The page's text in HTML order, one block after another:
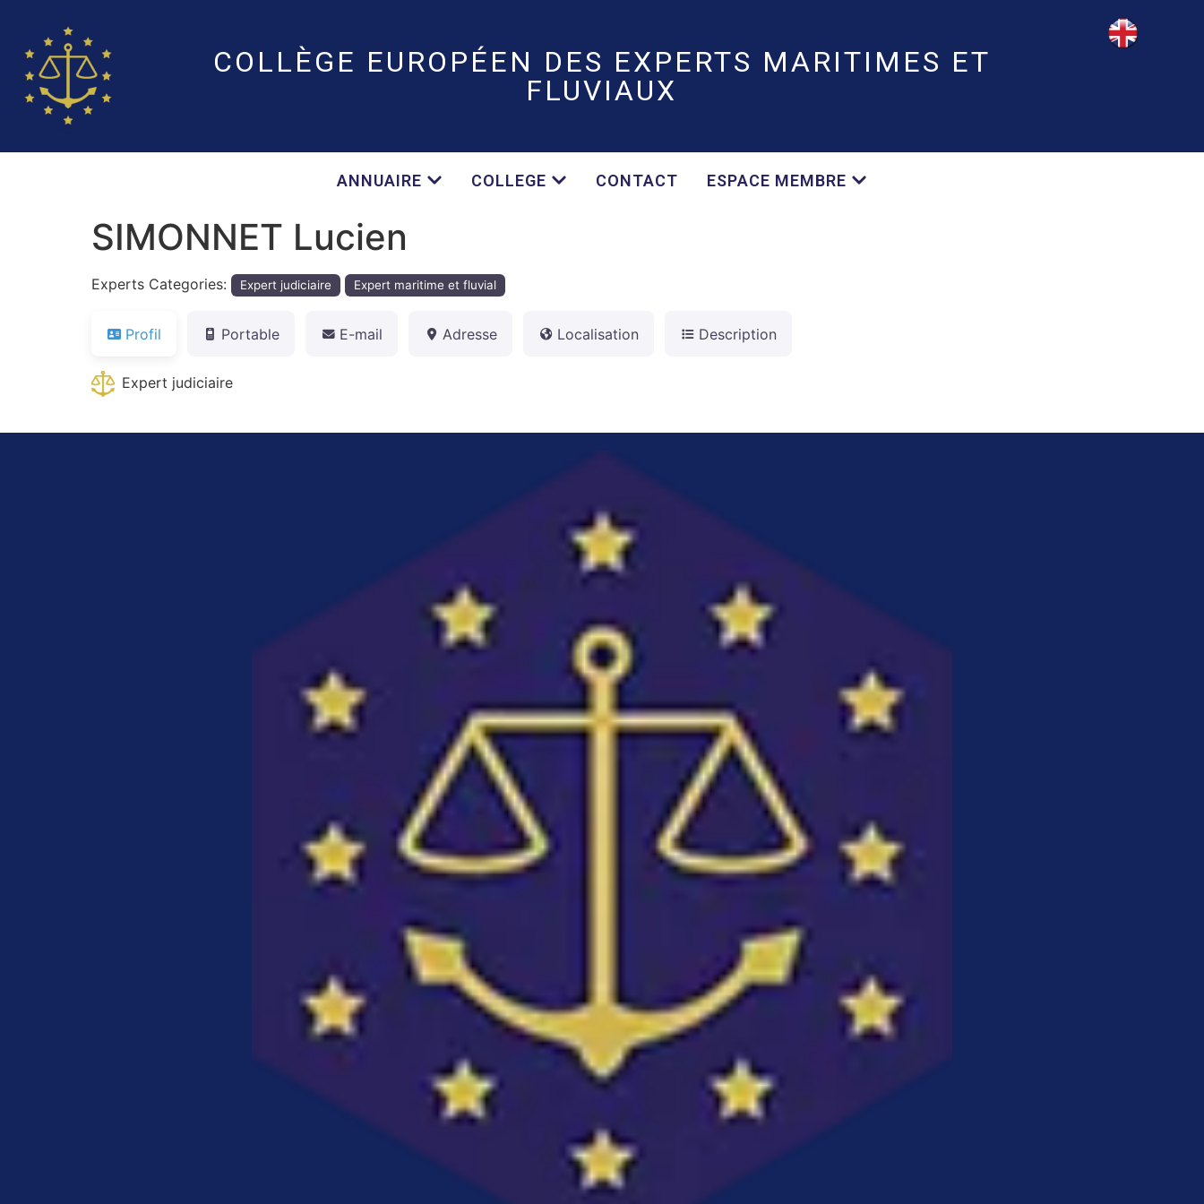
COLLÈGE EUROPÉEN DES EXPERTS MARITIMES ET
FLUVIAUX
ANNUAIRE COLLEGE CONTACT ESPACE MEMBRE
SIMONNET Lucien
Experts Categories: Expert judiciaire Expert maritime et fluvial
Profil Portable E-mail Adresse Localisation Description
Expert judiciaire